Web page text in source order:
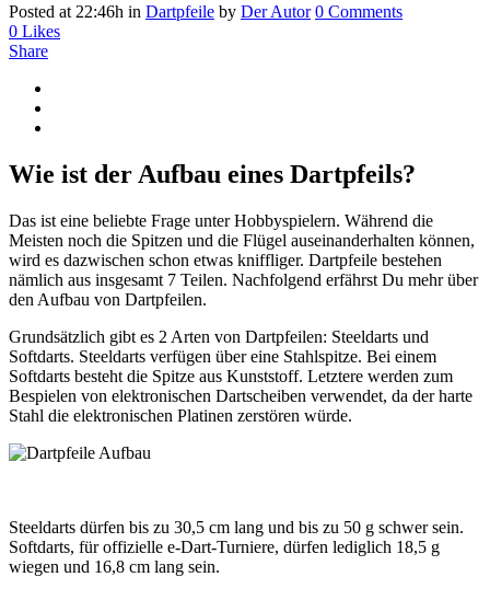
Posted at 22:46h in Dartpfeile by Der Autor 0 Comments
0 Likes
Share
Wie ist der Aufbau eines Dartpfeils?
Das ist eine beliebte Frage unter Hobbyspielern. Während die
Meisten noch die Spitzen und die Flügel auseinanderhalten können,
wird es dazwischen schon etwas kniffliger. Dartpfeile bestehen
nämlich aus insgesamt 7 Teilen. Nachfolgend erfährst Du mehr über
den Aufbau von Dartpfeilen.
Grundsätzlich gibt es 2 Arten von Dartpfeilen: Steeldarts und
Softdarts. Steeldarts verfügen über eine Stahlspitze. Bei einem
Softdarts besteht die Spitze aus Kunststoff. Letztere werden zum
Bespielen von elektronischen Dartscheiben verwendet, da der harte
Stahl die elektronischen Platinen zerstören würde.
Steeldarts dürfen bis zu 30,5 cm lang und bis zu 50 g schwer sein.
Softdarts, für offizielle e-Dart-Turniere, dürfen lediglich 18,5 g
wiegen und 16,8 cm lang sein.